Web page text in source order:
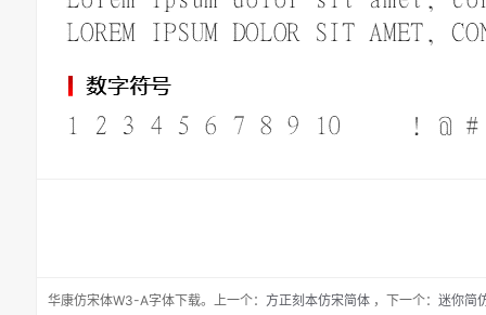
华康仿宋体W3-A字体下载。 上一个： 方正刻本仿宋简体 ， 下一个： 迷你简